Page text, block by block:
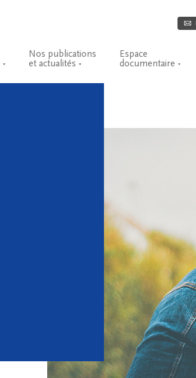
Nos publications
et actualités
Espace
documentaire